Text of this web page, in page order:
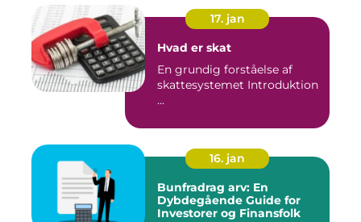
17. jan
Hvad er skat
En grundig forståelse af
skattesystemet Introduktion
...
16. jan
Bunfradrag arv: En
Dybdegående Guide for
Investorer og Finansfolk